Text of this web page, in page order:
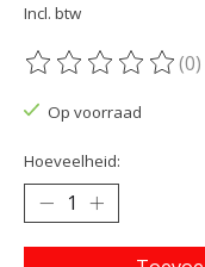
Incl. btw
De beoordeling van
(0)
Op voorraad
Hoeveelheid: